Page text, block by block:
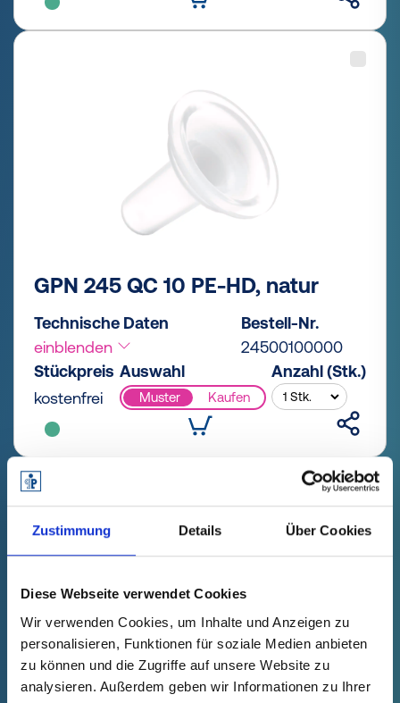
Zustimmung Details Über Cookies
Diese Webseite verwendet Cookies
Wir verwenden Cookies, um Inhalte und Anzeigen zu
personalisieren, Funktionen für soziale Medien anbieten
zu können und die Zugriffe auf unsere Website zu
analysieren. Außerdem geben wir Informationen zu Ihrer
GPN 245 QC 10 PE-HD, natur
Technische Daten
einblenden
Bestell-Nr.
24500100000
Stückpreis
kostenfrei
Auswahl
Muster Kaufen
Anzahl (Stk.)